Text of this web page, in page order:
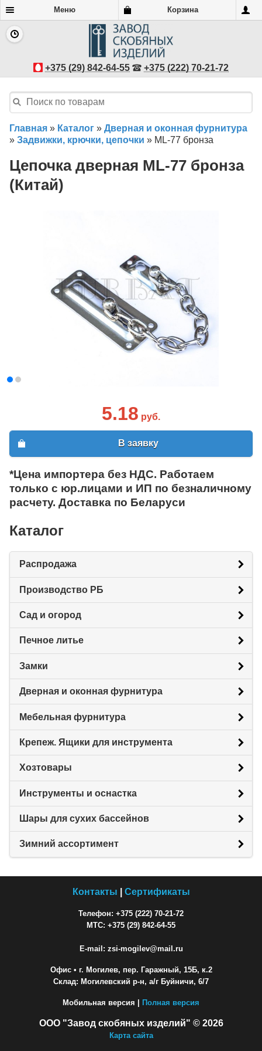
Меню Корзина
+375 (29) 842-64-55 +375 (222) 70-21-72
Главная » Каталог » Дверная и оконная фурнитура
» Задвижки, крючки, цепочки » ML-77 бронза
Цепочка дверная ML-77 бронза
(Китай)
5.18 руб.
В заявку
*Цена импортера без НДС. Работаем
только с юр.лицами и ИП по безналичному
расчету. Доставка по Беларуси
Каталог
Распродажа
Производство РБ
Сад и огород
Печное литье
Замки
Дверная и оконная фурнитура
Мебельная фурнитура
Крепеж. Ящики для инструмента
Хозтовары
Инструменты и оснастка
Шары для сухих бассейнов
Зимний ассортимент
Контакты Сертификаты
Телефон: +375 (222) 70-21-72
МТС: +375 (29) 842-64-55
E-mail: zsi-mogilev@mail.ru
Офис• г. Могилев, пер. Гаражный, 15Б, к.2
Склад: Могилевский р-н, а/г Буйничи, 6/7
Мобильная версия | Полная версия
ООО "Завод скобяных изделий" © 2026
Карта сайта